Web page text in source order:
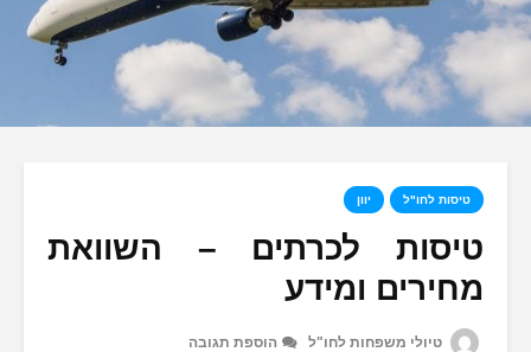
טיסות לחו"ל יוון
טיסות לכרתים – השוואת
מחירים ומידע
טיולי משפחות לחו"ל הוספת תגובה